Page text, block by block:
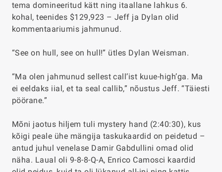
tema domineeritud kätt ning itaallane lahkus 6.
kohal, teenides $129,923 – Jeff ja Dylan olid
kommentaariumis jahmunud.
“See on hull, see on hull!” ütles Dylan Weisman.
“Ma olen jahmunud sellest call’ist kuue-high’ga. Ma
ei eeldaks iial, et ta seal callib,” nõustus Jeff. “Täiesti
pöörane.”
Mõni jaotus hiljem tuli mystery hand (2:40:30), kus
kõigi peale ühe mängija taskukaardid on peidetud –
antud juhul venelase Damir Gabdullini omad olid
näha. Laual oli 9-8-8-Q-A, Enrico Camosci kaardid